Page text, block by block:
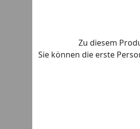
Zu diesem
Sie können die erste